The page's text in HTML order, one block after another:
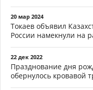
20 мар 2024
Токаев объявил
России намекнули на
22 дек 2022
Празднование дня
обернулось кровавой